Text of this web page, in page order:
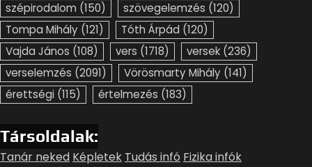
szépirodalom (150) szövegelemzés (120)
Tompa Mihály (121) Tóth Árpád (120)
Vajda János (108) vers (1718) versek (236)
verselemzés (2091) Vörösmarty Mihály (141)
érettségi (115) értelmezés (183)
Társoldalak:
Tanár neked Képletek Tudás infó Fizika infók